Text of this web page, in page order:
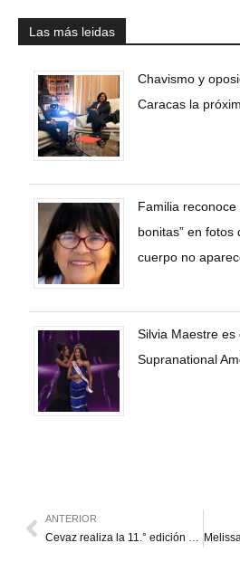
Las más leidas
Chavismo y
Caracas la
Familia
bonitas” en fotos
cuerpo no
Silvia Maestre
Supranational
ANTERIOR
Cevaz realiza la 11.° edición del concurso de deletreo